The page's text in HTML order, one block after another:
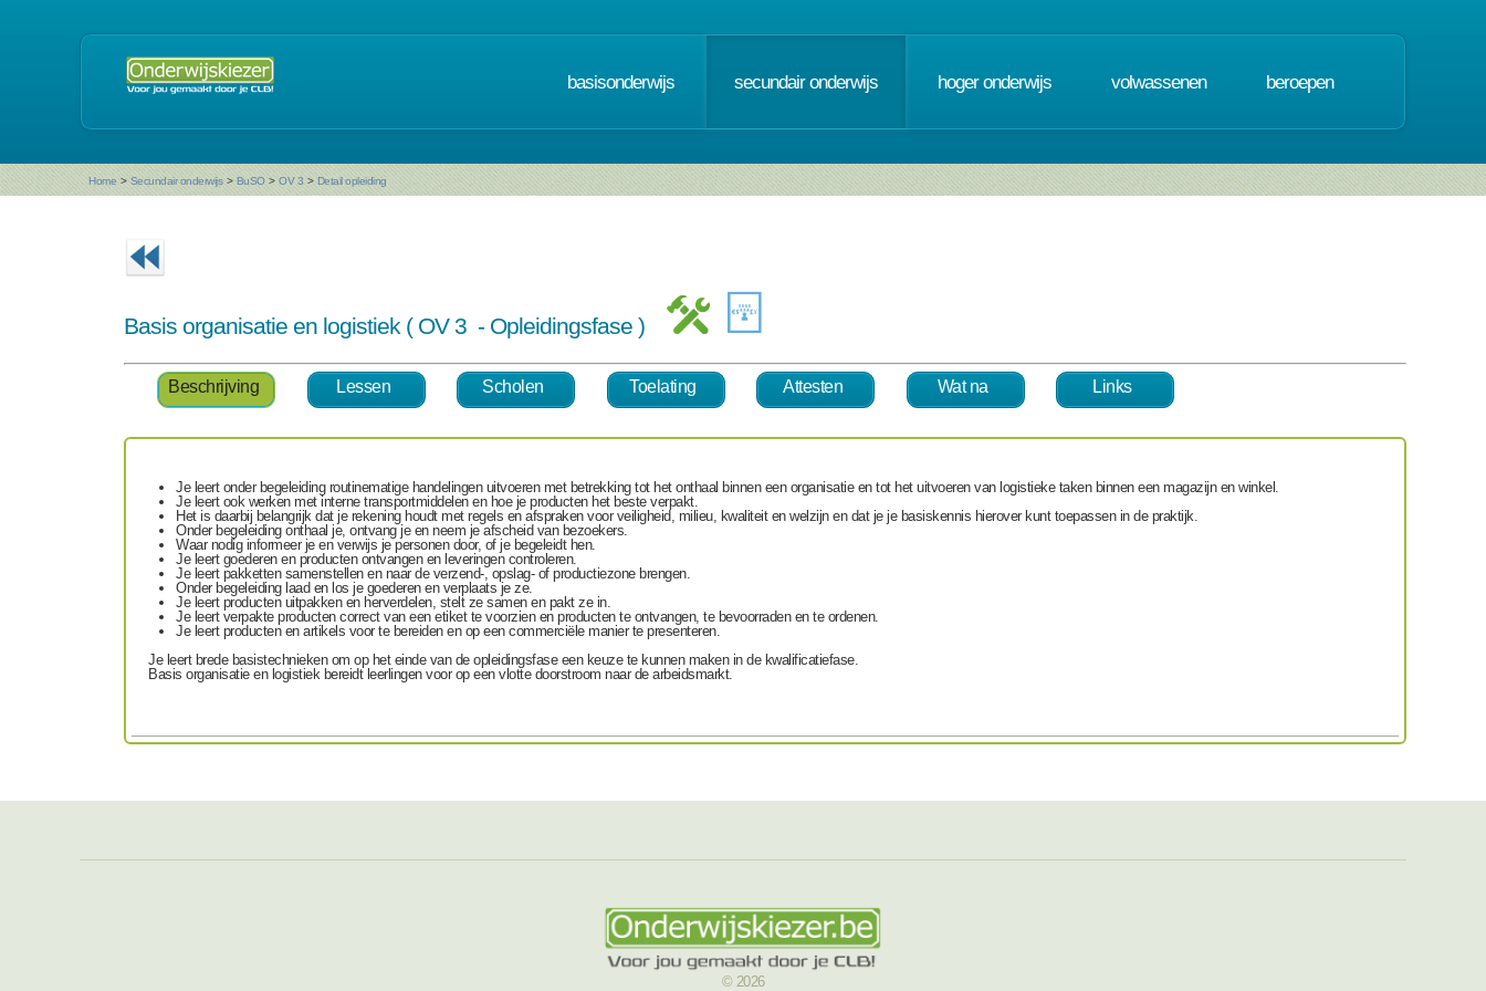
basisonderwijs secundair onderwijs hoger onderwijs volwassenen beroepen
Home > Secundair onderwijs > BuSO > OV 3 > Detail opleiding
Basis organisatie en logistiek ( OV 3 - Opleidingsfase )
Beschrijving Lessen Scholen Toelating Attesten Wat na Links
Je leert onder begeleiding routinematige handelingen uitvoeren met betrekking tot het onthaal binnen een organisatieen tot het uitvoeren van logistieke taken binnen een magazijn en winkel .
Je leert ook werken met interne transportmiddelenen hoe je productenhet beste verpakt.
Het is daarbij belangrijk dat je rekening houdt met regels en afsprakenvoor veiligheid, milieu, kwaliteit en welzijn en dat je je basiskennis hierover kunt toepassen in de praktijk.
Onder begeleiding onthaal je, ontvang je en neem je afscheid van bezoekers.
Waar nodig informeer je en verwijs jepersonen door, of je begeleidt hen.
Je leert goederen en producten ontvangen en leveringen controleren.
Je leert pakketten samenstellenen naar de verzend-, opslag- of productiezone brengen.
Onder begeleiding laad en los je goederen en verplaats je ze.
Je leert producten uitpakken en herverdelen, stelt ze samen en pakt ze in.
Je leert verpakte producten correct van een etikette voorzienen producten te ontvangen, te bevoorraden en te ordenen.
Je leert producten en artikels voor te bereiden en op een commerciële manier te presenteren.
Je leert brede basistechnieken om op het einde van de opleidingsfase een keuze te kunnen maken in de kwalificatiefase.
Basis organisatie en logistiek bereidt leerlingen voor op een vlotte doorstroom naar de arbeidsmarkt.
© 2026